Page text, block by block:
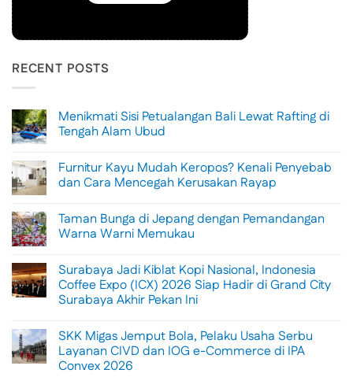
RECENT POSTS
Menikmati Sisi Petualangan Bali Lewat Rafting di
Tengah Alam Ubud
on
Menikmati
Sisi
Lewat
Rafting
di
Ubud
Furnitur Kayu Mudah Keropos? Kenali Penyebab
dan Cara Mencegah Kerusakan Rayap
on
Furnitur
Kayu
Kenali
Penyebab
dan
Cara
Rayap
Taman Bunga di Jepang dengan Pemandangan
Warna Warni Memukau
on
Taman
Bunga
di
Pemandangan
Warna
Warni
Memukau
Surabaya Jadi Kiblat Kopi Nasional, Indonesia
Coffee Expo (ICX) 2026 Siap Hadir di Grand City
Surabaya Akhir Pekan Ini
on
Surabaya
Jadi
Kiblat
SKK Migas Jemput Bola, Pelaku Usaha Serbu
Layanan CIVD dan IOG e-Commerce di IPA
Convex 2026